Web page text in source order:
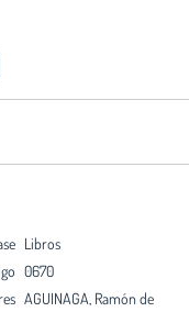
Libros
0670
AGUINAGA, Ramón de